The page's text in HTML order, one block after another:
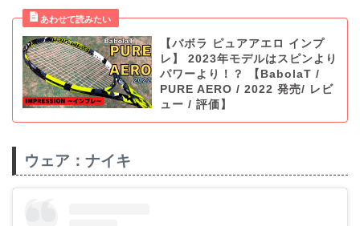
【バボラ ピュアアエロ インプ
レ】 2023年モデルはスピンより
パワーより！？ 【BabolaT /
PURE AERO / 2022 発売/ レビ
ュー / 評価】
ウェア：ナイキ